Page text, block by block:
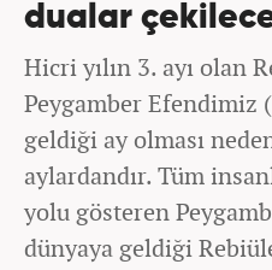
dualar
Hicri yılın 3. ayı olan
Peygamber Efendimiz
geldiği ay olması
aylardandır. Tüm
yolu gösteren
dünyaya geldiği